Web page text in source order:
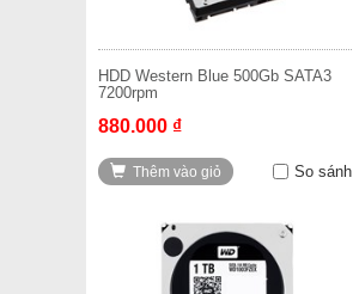
HDD Western Blue 500Gb SATA3
7200rpm
880.000 ₫
Thêm vào giỏ So sánh